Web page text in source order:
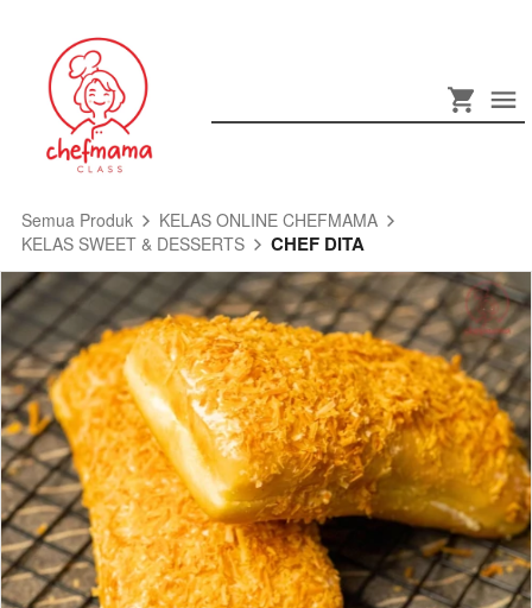
Semua Produk
KELAS ONLINE CHEFMAMA
KELAS SWEET & DESSERTS
CHEF DITA